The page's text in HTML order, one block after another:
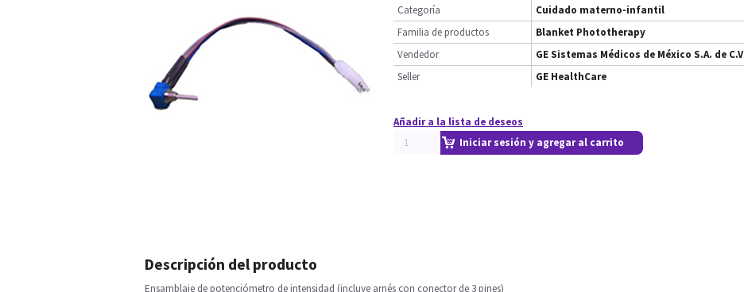
Categoría
Cuidado materno-infantil
Familia de productos
Blanket Phototherapy
Vendedor
GE Sistemas Médicos de México S.A. de C.V
Seller
GE HealthCare
Añadir a la lista de deseos
Iniciar sesión y agregar al carrito
Descripción del producto
Ensamblaje de potenciómetro de intensidad (incluye arnés con conector de 3 pines)